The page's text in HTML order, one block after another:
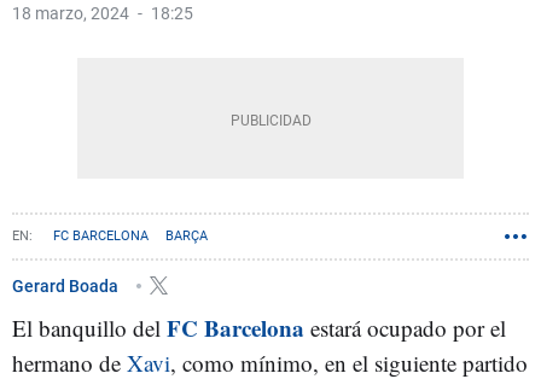
18 marzo, 2024 18:25
FC BARCELONA BARÇA
Gerard Boada
El banquillo del FC Barcelona estará ocupado por el
hermano de Xavi, como mínimo, en el siguiente partido